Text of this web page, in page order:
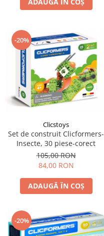
ADAUGĂ ÎN COȘ
-20%
Clicstoys
Set de construit Clicformers-
Insecte, 30 piese-corect
105,00 RON
84,00 RON
ADAUGĂ ÎN COȘ
-20%